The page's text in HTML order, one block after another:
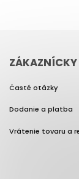
ZÁKAZNÍCKY
Časté otázky
Dodanie a platba
Vrátenie tovaru a